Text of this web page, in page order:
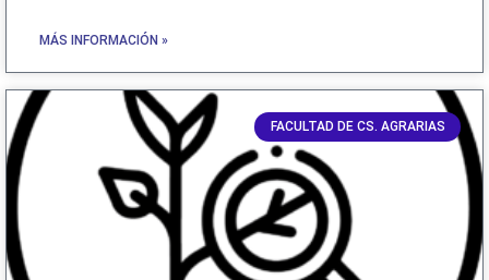
MÁS INFORMACIÓN »
FACULTAD DE CS. AGRARIAS